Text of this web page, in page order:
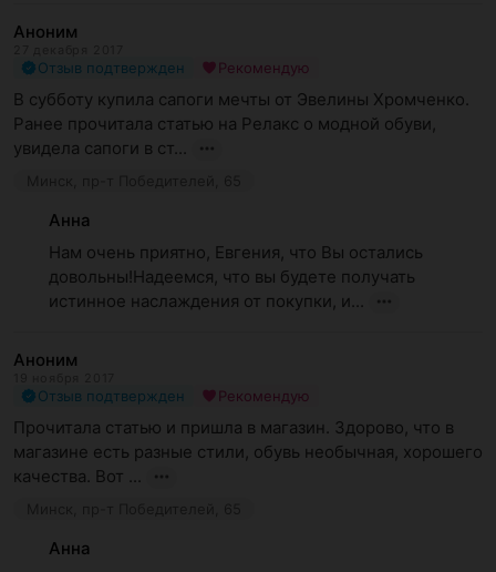
Аноним
Отзыв подтвержден Рекомендую
В субботу купила сапоги мечты от Эвелины Хромченко.
Ранее прочитала статью на Релакс о модной обуви,
увидела сапоги в ст...
Анна
Нам очень приятно, Евгения, что Вы остались
довольны!Надеемся, что вы будете получать
истинное наслаждения от покупки, и...
Аноним
Отзыв подтвержден Рекомендую
Прочитала статью и пришла в магазин. Здорово, что в
магазине есть разные стили, обувь необычная, хорошего
качества. Вот ...
Анна